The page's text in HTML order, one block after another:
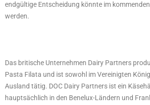
endgültige Entscheidung könnte im
werden.
Das britische Unternehmen Dairy Partners
Pasta Filata und ist sowohl im Vereinigten
Ausland tätig. DOC Dairy Partners ist ein
hauptsächlich in den Benelux-Ländern und